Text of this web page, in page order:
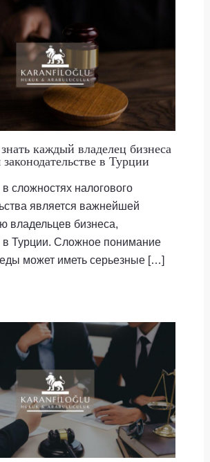
каждый владелец бизнеса
в Турции
сложностях налогового
является важнейшей
владельцев бизнеса,
Турции. Сложное понимание
может иметь серьезные […]